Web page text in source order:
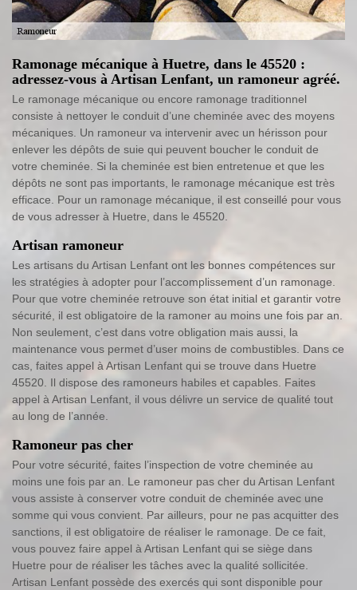
Ramonage mécanique à Huetre, dans le 45520 :
adressez-vous à Artisan Lenfant, un ramoneur agréé.
Le ramonage mécanique ou encore ramonage traditionnel
consiste à nettoyer le conduit d’une cheminée avec des moyens
mécaniques. Un ramoneur va intervenir avec un hérisson pour
enlever les dépôts de suie qui peuvent boucher le conduit de
votre cheminée. Si la cheminée est bien entretenue et que les
dépôts ne sont pas importants, le ramonage mécanique est très
efficace. Pour un ramonage mécanique, il est conseillé pour vous
de vous adresser à Huetre, dans le 45520.
Artisan ramoneur
Les artisans du Artisan Lenfant ont les bonnes compétences sur
les stratégies à adopter pour l’accomplissement d’un ramonage.
Pour que votre cheminée retrouve son état initial et garantir votre
sécurité, il est obligatoire de la ramoner au moins une fois par an.
Non seulement, c’est dans votre obligation mais aussi, la
maintenance vous permet d’user moins de combustibles. Dans ce
cas, faites appel à Artisan Lenfant qui se trouve dans Huetre
45520. Il dispose des ramoneurs habiles et capables. Faites
appel à Artisan Lenfant, il vous délivre un service de qualité tout
au long de l’année.
Ramoneur pas cher
Pour votre sécurité, faites l’inspection de votre cheminée au
moins une fois par an. Le ramoneur pas cher du Artisan Lenfant
vous assiste à conserver votre conduit de cheminée avec une
somme qui vous convient. Par ailleurs, pour ne pas acquitter des
sanctions, il est obligatoire de réaliser le ramonage. De ce fait,
vous pouvez faire appel à Artisan Lenfant qui se siège dans
Huetre pour de réaliser les tâches avec la qualité sollicitée.
Artisan Lenfant possède des exercés qui sont disponible pour